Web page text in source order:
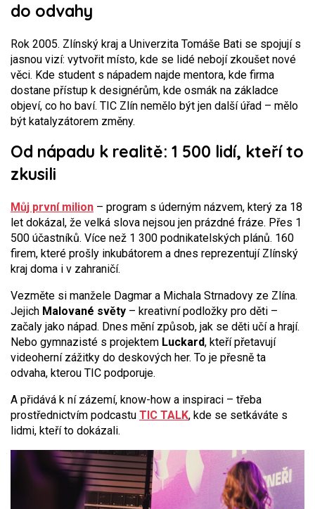
do odvahy
Rok 2005. Zlínský kraj a Univerzita Tomáše Bati se spojují s
jasnou vizí: vytvořit místo, kde se lidé nebojí zkoušet nové
věci. Kde student s nápadem najde mentora, kde firma
dostane přístup k designérům, kde osmák na základce
objeví, co ho baví. TIC Zlín nemělo být jen další úřad – mělo
být katalyzátorem změny.
Od nápadu k realitě: 1 500 lidí, kteří to
zkusili
Můj první milion – program s úderným názvem, který za 18
let dokázal, že velká slova nejsou jen prázdné fráze. Přes 1
500 účastníků. Více než 1 300 podnikatelských plánů. 160
firem, které prošly inkubátorem a dnes reprezentují Zlínský
kraj doma i v zahraničí.
Vezměte si manžele Dagmar a Michala Strnadovy ze Zlína.
Jejich Malované světy – kreativní podložky pro děti –
začaly jako nápad. Dnes mění způsob, jak se děti učí a hrají.
Nebo gymnazisté s projektem Luckard, kteří přetavují
videoherní zážitky do deskových her. To je přesně ta
odvaha, kterou TIC podporuje.
A přidává k ní zázemí, know-how a inspiraci – třeba
prostřednictvím podcastu TIC TALK, kde se setkáváte s
lidmi, kteří to dokázali.